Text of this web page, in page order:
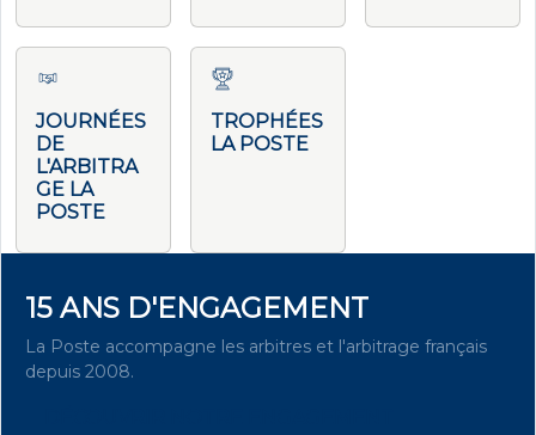
JOURNÉES
DE
L'ARBITRA
GE LA
POSTE
TROPHÉES
LA POSTE
15 ANS D'ENGAGEMENT
La Poste accompagne les arbitres et l'arbitrage français
depuis 2008.